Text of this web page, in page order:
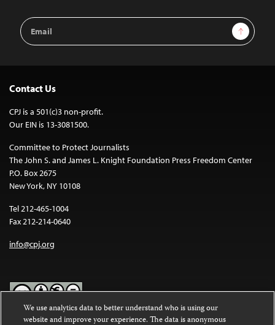
Email
Address
Sign Up
Contact Us
CPJ is a 501(c)3 non-profit.
Our EIN is 13-3081500.
Committee to Protect Journalists
The John S. and James L. Knight Foundation Press Freedom Center
P.O. Box 2675
New York, NY 10108
Tel 212-465-1004
Fax 212-214-0640
info@cpj.org
We use analytics data to better understand who is using our
website and improve your experience. The data is anonymous